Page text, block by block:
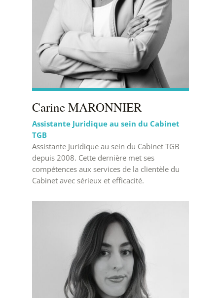
Carine MARONNIER
Assistante Juridique au sein du Cabinet
TGB
Assistante Juridique au sein du Cabinet TGB
depuis 2008. Cette dernière met ses
compétences aux services de la clientèle du
Cabinet avec sérieux et efficacité.